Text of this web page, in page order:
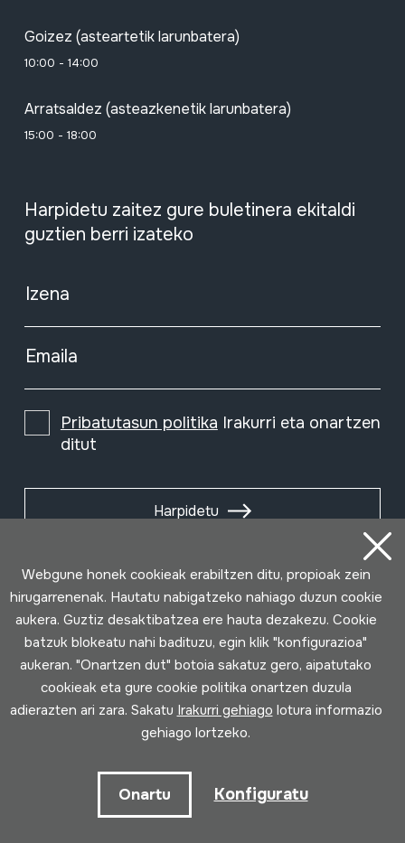
Goizez (asteartetik larunbatera)
10:00 - 14:00
Arratsaldez (asteazkenetik larunbatera)
15:00 - 18:00
Harpidetu zaitez gure buletinera ekitaldi
guztien berri izateko
Izena
Emaila
Pribatutasun politika Irakurri eta onartzen
ditut
Harpidetu
Erabilpen baldintzak Pribatutasun politika
Loturak garatua
Webgune honek cookieak erabiltzen ditu, propioak zein
hirugarrenenak. Hautatu nabigatzeko nahiago duzun cookie
aukera. Guztiz desaktibatzea ere hauta dezakezu. Cookie
batzuk blokeatu nahi badituzu, egin klik "konfigurazioa"
aukeran. "Onartzen dut" botoia sakatuz gero, aipatutako
cookieak eta gure cookie politika onartzen duzula
adierazten ari zara. Sakatu Irakurri gehiago lotura informazio
gehiago lortzeko.
Onartu Konfiguratu